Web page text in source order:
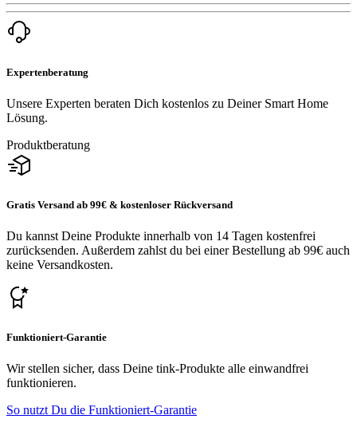
Expertenberatung
Unsere Experten beraten Dich kostenlos zu Deiner Smart Home
Lösung.
Produktberatung
Gratis Versand ab 99€ & kostenloser Rückversand
Du kannst Deine Produkte innerhalb von 14 Tagen kostenfrei
zurücksenden. Außerdem zahlst du bei einer Bestellung ab 99€ auch
keine Versandkosten.
Funktioniert-Garantie
Wir stellen sicher, dass Deine tink-Produkte alle einwandfrei
funktionieren.
So nutzt Du die Funktioniert-Garantie